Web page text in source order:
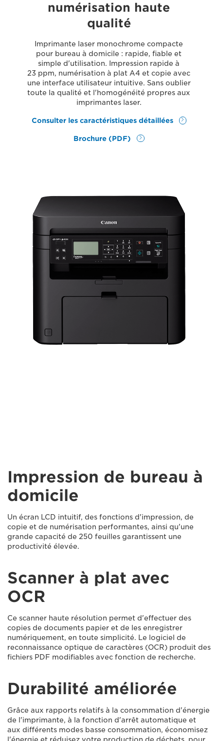
numérisation haute
qualité
Imprimante laser monochrome compacte
pour bureau à domicile : rapide, fiable et
simple d'utilisation. Impression rapide à
23 ppm, numérisation à plat A4 et copie avec
une interface utilisateur intuitive. Sans oublier
toute la qualité et l'homogénéité propres aux
imprimantes laser.
Consulter les caractéristiques détaillées
Brochure (PDF)
Impression de bureau à
domicile
Un écran LCD intuitif, des fonctions d'impression, de
copie et de numérisation performantes, ainsi qu'une
grande capacité de 250 feuilles garantissent une
productivité élevée.
Scanner à plat avec
OCR
Ce scanner haute résolution permet d'effectuer des
copies de documents papier et de les enregistrer
numériquement, en toute simplicité. Le logiciel de
reconnaissance optique de caractères (OCR) produit des
fichiers PDF modifiables avec fonction de recherche.
Durabilité améliorée
Grâce aux rapports relatifs à la consommation d'énergie
de l'imprimante, à la fonction d'arrêt automatique et
aux différents modes basse consommation, économisez
l'énergie et réduisez votre production de déchets, pour